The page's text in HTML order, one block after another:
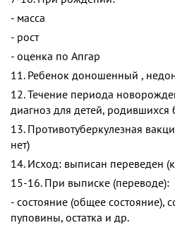
- масса
- рост
- оценка по Апгар
11. Ребенок доношенный ,
12. Течение периода
диагноз для детей,
13. Противотуберкулезная
нет)
14. Исход: выписан переведен
15-16. При выписке (переводе):
- состояние (общее состояние),
пуповины, остатка и др.